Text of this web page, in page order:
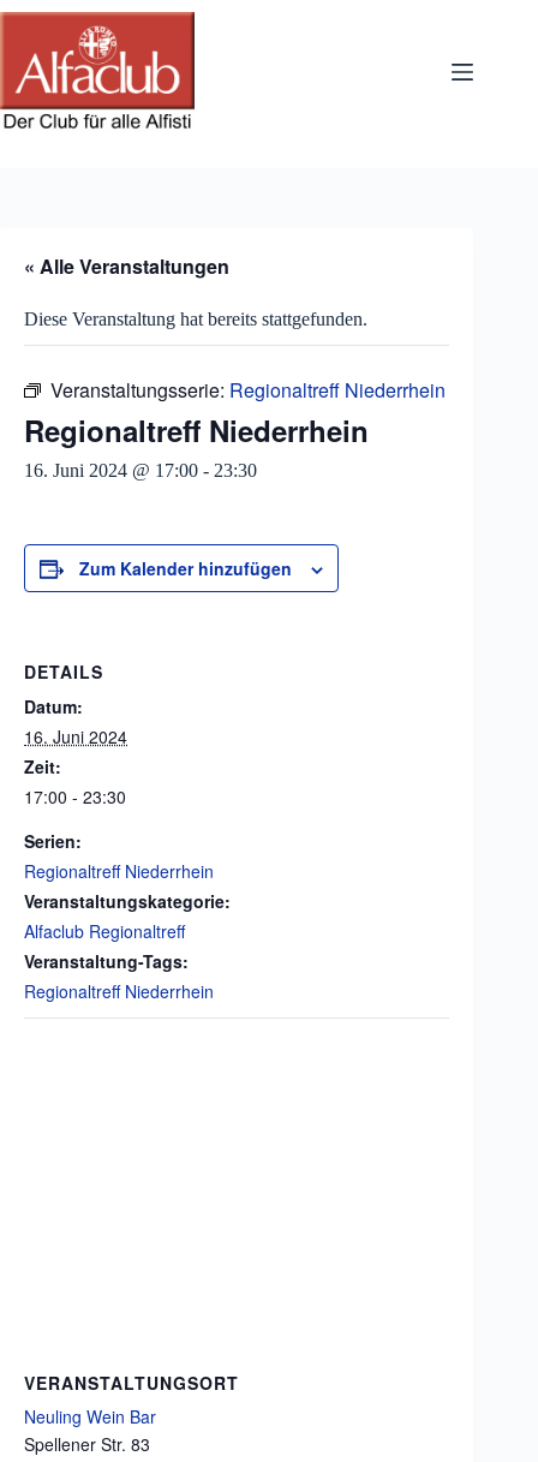
Zum
springen
« Alle Veranstaltungen
Diese Veranstaltung hat bereits stattgefunden.
Veranstaltungsserie: Regionaltreff Niederrhein
Regionaltreff Niederrhein
16. Juni 2024 @ 17:00 - 23:30
Zum Kalender hinzufügen
DETAILS
Datum:
16. Juni 2024
Zeit:
17:00 - 23:30
Serien:
Regionaltreff Niederrhein
Veranstaltungskategorie:
Alfaclub Regionaltreff
Veranstaltung-Tags:
Regionaltreff Niederrhein
VERANSTALTUNGSORT
Neuling Wein Bar
Spellener Str. 83